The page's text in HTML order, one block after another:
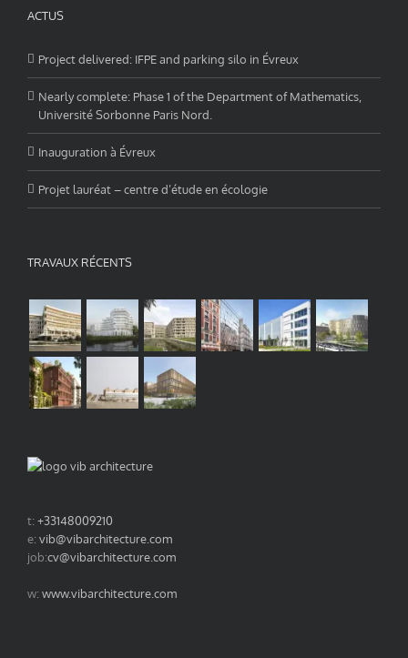
ACTUS
Project delivered: IFPE and parking silo in Évreux
Nearly complete: Phase 1 of the Department of Mathematics,
Université Sorbonne Paris Nord.
Inauguration à Évreux
Projet lauréat – centre d’étude en écologie
TRAVAUX RÉCENTS
t: +33148009210
e: vib@vibarchitecture.com
job:cv@vibarchitecture.com
w: www.vibarchitecture.com